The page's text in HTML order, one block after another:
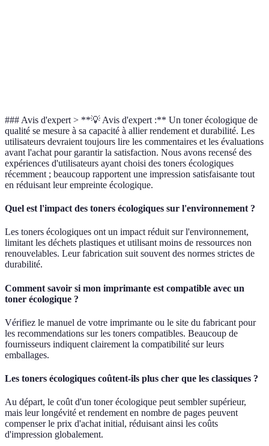
### Avis d'expert > **💡 Avis d'expert :** Un toner écologique de
qualité se mesure à sa capacité à allier rendement et durabilité. Les
utilisateurs devraient toujours lire les commentaires et les évaluations
avant l'achat pour garantir la satisfaction. Nous avons recensé des
expériences d'utilisateurs ayant choisi des toners écologiques
récemment ; beaucoup rapportent une impression satisfaisante tout
en réduisant leur empreinte écologique.
Quel est l'impact des toners écologiques sur l'environnement ?
Les toners écologiques ont un impact réduit sur l'environnement,
limitant les déchets plastiques et utilisant moins de ressources non
renouvelables. Leur fabrication suit souvent des normes strictes de
durabilité.
Comment savoir si mon imprimante est compatible avec un
toner écologique ?
Vérifiez le manuel de votre imprimante ou le site du fabricant pour
les recommendations sur les toners compatibles. Beaucoup de
fournisseurs indiquent clairement la compatibilité sur leurs
emballages.
Les toners écologiques coûtent-ils plus cher que les classiques ?
Au départ, le coût d'un toner écologique peut sembler supérieur,
mais leur longévité et rendement en nombre de pages peuvent
compenser le prix d'achat initial, réduisant ainsi les coûts
d'impression globalement.